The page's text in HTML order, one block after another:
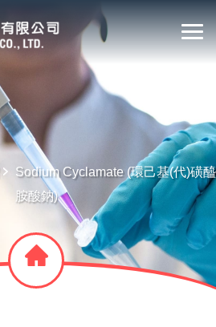
Sodium Cyclamate (環己基(代)磺醯
胺酸鈉)